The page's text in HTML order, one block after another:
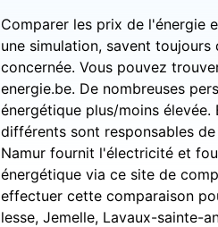
Comparer les prix de l'énergie
une simulation, savent
concernée. Vous pouvez
energie.be. De nombreuses
énergétique plus/moins
différents sont responsables
Namur fournit l'électricité et
énergétique via ce site de
effectuer cette comparaison
lesse, Jemelle, Lavaux-sainte-